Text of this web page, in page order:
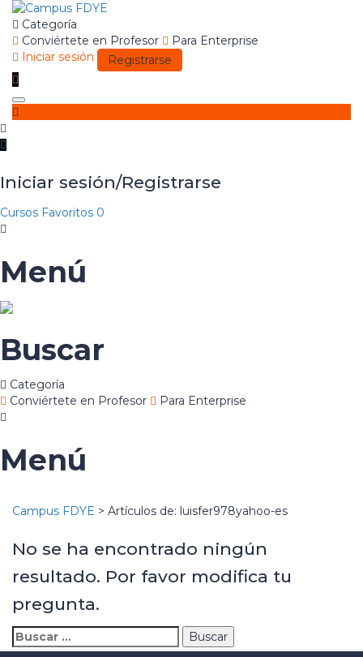
Categoría
Conviértete en Profesor
Para Enterprise
Iniciar sesión
Registrarse
Toggle
navigation
Iniciar sesión/Registrarse
Cursos Favoritos 0
Menú
Buscar
Categoría
Conviértete en Profesor
Para Enterprise
Menú
Campus FDYE > Artículos de: luisfer978yahoo-es
No se ha encontrado ningún
resultado. Por favor modifica tu
pregunta.